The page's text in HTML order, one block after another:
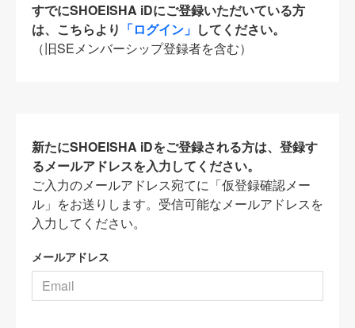
すでにSHOEISHA iDにご登録いただいている方
は、こちらより 「ログイン」 してください。
（旧SEメンバーシップ登録者を含む）
新たにSHOEISHA iDをご登録される方は、登録す
るメールアドレスを入力してください。
ご入力のメールアドレス宛てに「仮登録確認メー
ル」をお送りします。受信可能なメールアドレスを
入力してください。
メールアドレス